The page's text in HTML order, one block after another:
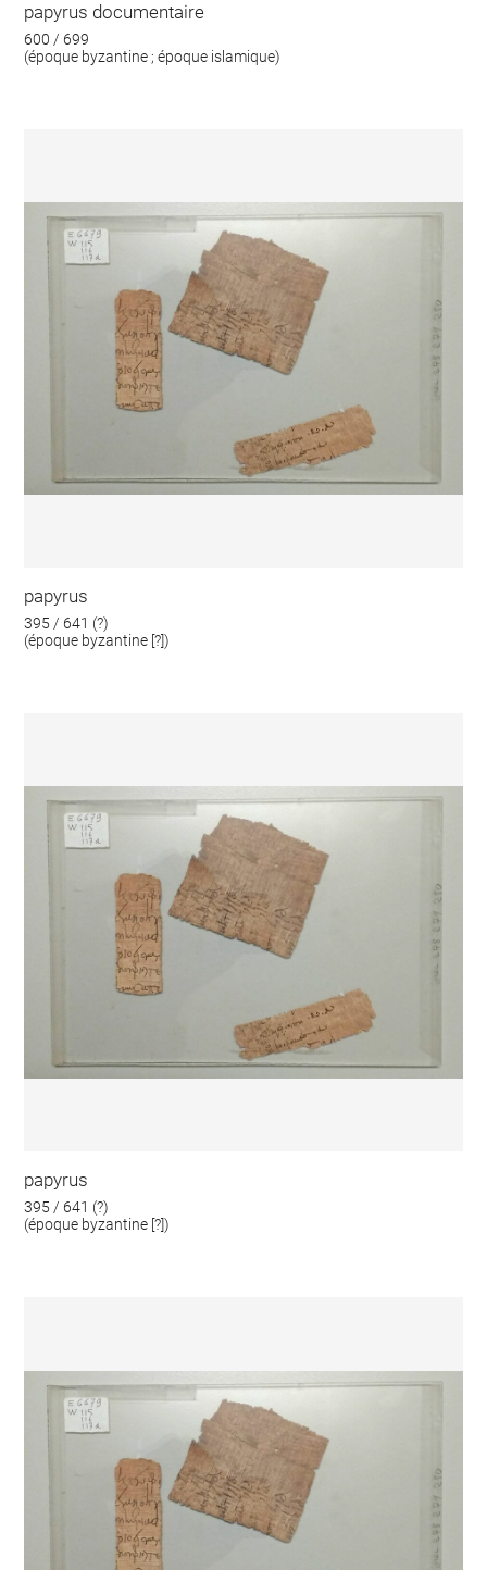
papyrus documentaire
600 / 699
(époque byzantine ; époque islamique)
papyrus
395 / 641 (?)
(époque byzantine [?])
papyrus
395 / 641 (?)
(époque byzantine [?])